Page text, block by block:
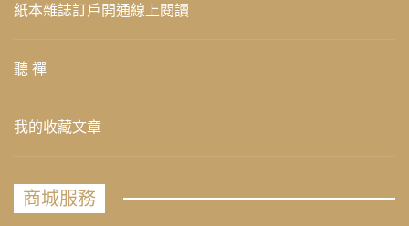
紙本雜誌訂戶開通線上閱讀
聽 禪
我的收藏文章
商城服務